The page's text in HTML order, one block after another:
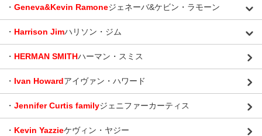
・ Geneva&Kevin Ramoneジェネーバ&ケビン・ラモーン
・ Harrison Jimハリソン・ジム
・ HERMAN SMITHハーマン・スミス
・ Ivan Howardアイヴァン・ハワード
・ Jennifer Curtis familyジェニファーカーティス
・ Kevin Yazzieケヴィン・ヤジー